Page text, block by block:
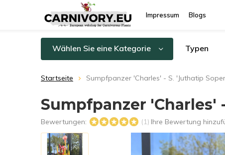
Impressum Blogs
Wählen Sie eine Kategorie Typen
Startseite Sumpfpanzer 'Charles' - S. 'Juthatip
Sumpfpanzer 'Charles'
Bewertungen: (1) Ihre Bewertung